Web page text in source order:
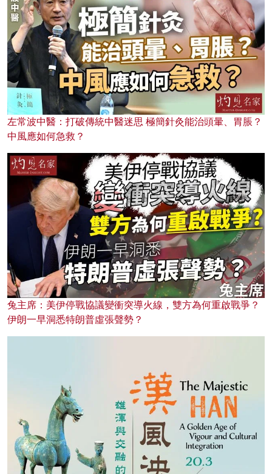
左常波中醫：打破傳統中醫迷思 極簡針灸能治頭暈、胃脹？
中風應如何急救？
兔主席：美伊停戰協議變衝突導火線，雙方為何重啟戰爭？
伊朗一早洞悉特朗普虛張聲勢？